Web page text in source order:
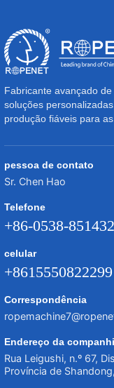
Fabricante avançado
soluções
produção fiáveis para
pessoa de contato
Sr. Chen Hao
Telefone
+86-0538-
celular
+8615550822299
Correspondência
Endereço da
Rua Leigushi, n.º 67,
Província de